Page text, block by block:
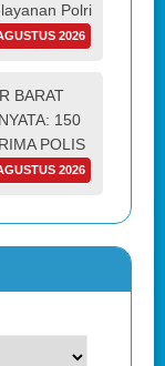
Polri
2026
BARAT
150
POLIS
2026